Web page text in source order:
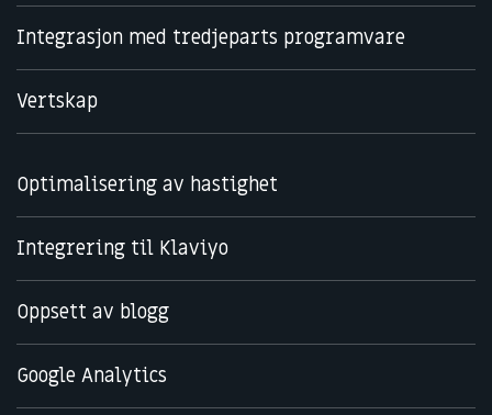
Integrasjon med tredjeparts programvare
Vertskap
Optimalisering av hastighet
Integrering til Klaviyo
Oppsett av blogg
Google Analytics